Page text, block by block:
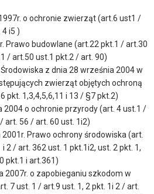
o ochronie zwierząt (art.6 ust1 /
i5 )
Prawo budowlane (art.22 pkt.1 / art.30
/ art.50 ust.1 pkt.2 / art. 90)
z dnia 28 września 2004 w
zwierząt objętych ochroną
pkt. 1,3,4,5,6,11 i 13 / §7 pkt.2)
2004 o ochronie przyrody (art. 4 ust.1 /
art. 56 / art. 60 ust. 1i2)
Prawo ochrony środowiska (art.
2 / art. 362 ust. 1 pkt.1i2, ust. 2 pkt. 1,
pkt.1 i art.361)
2007r. o zapobieganiu szkodom w
7 ust. 1 / art.9 ust. 1, 2 pkt. 1i 2 / art.